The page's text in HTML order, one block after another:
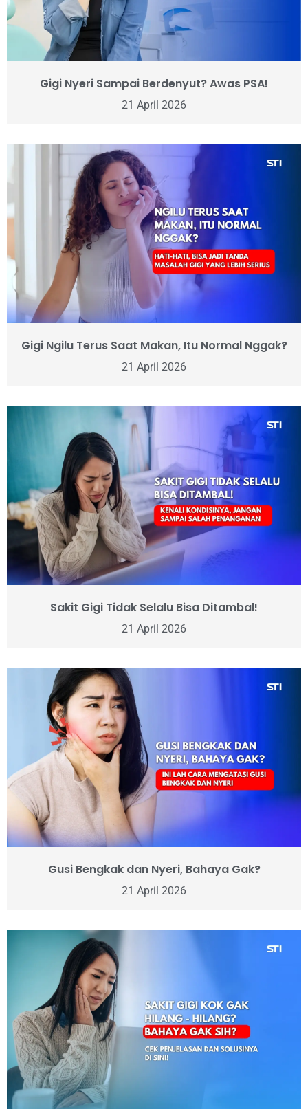
Gigi Nyeri Sampai Berdenyut? Awas PSA!
21 April 2026
Gigi Ngilu Terus Saat Makan, Itu Normal Nggak?
21 April 2026
Sakit Gigi Tidak Selalu Bisa Ditambal!
21 April 2026
Gusi Bengkak dan Nyeri, Bahaya Gak?
21 April 2026